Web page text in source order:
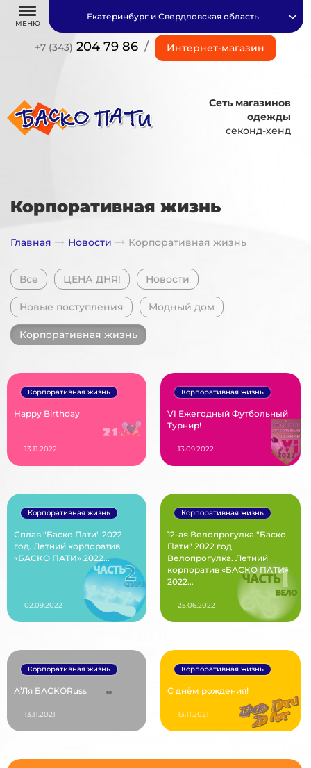
МЕНЮ
+7 (343) 204 79 86 / Интернет-магазин
Екатеринбург и Свердловская область
Сеть магазинов
одежды
секонд-хенд
Корпоративная жизнь
Главная Новости Корпоративная жизнь
Все ЦЕНА ДНЯ! Новости
Новые поступления Модный дом
Корпоративная жизнь
Happy Birthday
Корпоративная жизнь
13.11.2022
VI Ежегодный Футбольный
Турнир!
Корпоративная жизнь
13.09.2022
Сплав "Баско Пати" 2022
год. Летний корпоратив
«БАСКО ПАТИ» 2022...
Корпоративная жизнь
02.09.2022
12-ая Велопрогулка "Баско
Пати" 2022 год.
Велопрогулка. Летний
корпоратив «БАСКО ПАТИ»
2022...
Корпоративная жизнь
25.06.2022
А’Ля БАСКОRuss
Корпоративная жизнь
13.11.2021
С днём рождения!
Корпоративная жизнь
13.11.2021